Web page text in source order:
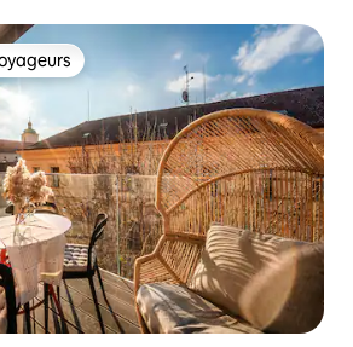
les plus appréciés